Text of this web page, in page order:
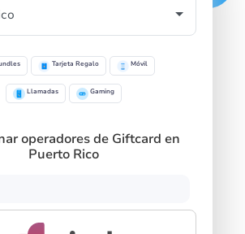
Tarjeta Regalo Móvil
Llamadas Gaming
operadores de Giftcard en
Puerto Rico